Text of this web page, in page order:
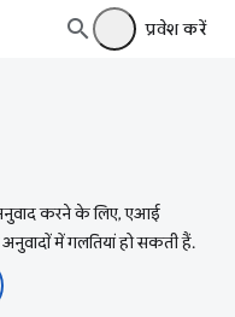
प्रवेश करें
करने के लिए, एआई
में गलतियां हो सकती हैं.